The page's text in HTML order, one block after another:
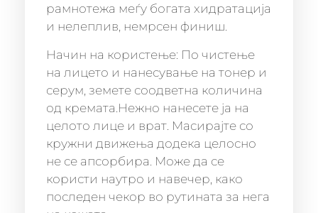
рамнотежа меѓу богата хидратација
и нелеплив, немрсен финиш.
Начин на користење: По чистење
на лицето и нанесување на тонер и
серум, земете соодветна количина
од кремата.Нежно нанесете ја на
целото лице и врат. Масирајте со
кружни движења додека целосно
не се апсорбира. Може да се
користи наутро и навечер, како
последен чекор во рутината за нега